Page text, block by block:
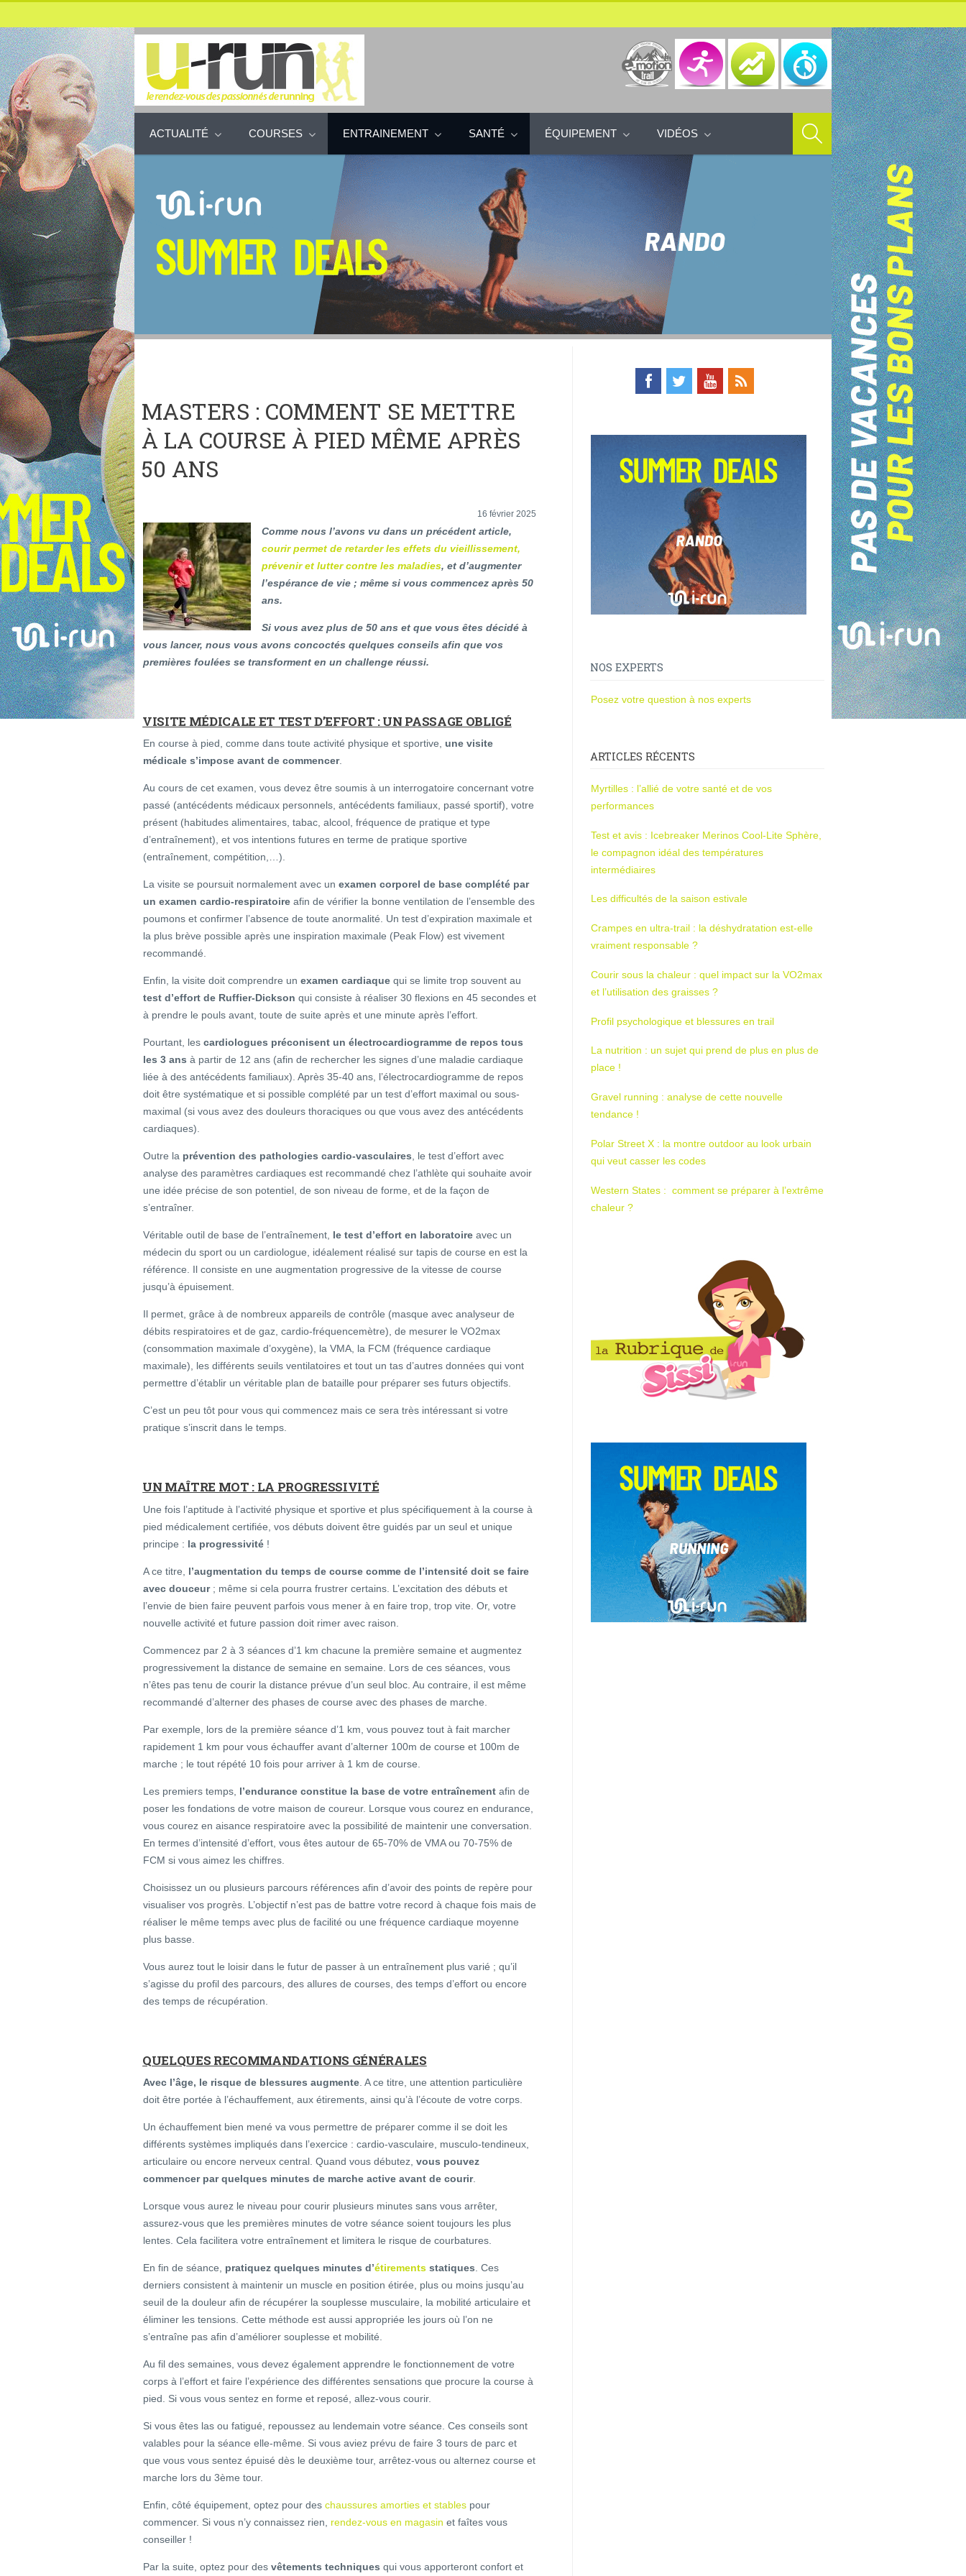
ACTUALITÉ COURSES ENTRAINEMENT SANTÉ ÉQUIPEMENT VIDÉOS
MASTERS : COMMENT SE METTRE
À LA COURSE À PIED MÊME APRÈS
50 ANS
16 février 2025
Comme nous l’avons vu dans un précédent article,
courir permet de retarder les effets du vieillissement,
prévenir et lutter contre les maladies, et d’augmenter
l’espérance de vie ; même si vous commencez après 50
ans.
Si vous avez plus de 50 ans et que vous êtes décidé à
vous lancer, nous vous avons concoctés quelques conseils afin que vos
premières foulées se transforment en un challenge réussi.
VISITE MÉDICALE ET TEST D’EFFORT : UN PASSAGE OBLIGÉ
En course à pied, comme dans toute activité physique et sportive, une visite
médicale s’impose avant de commencer.
Au cours de cet examen, vous devez être soumis à un interrogatoire concernant votre
passé (antécédents médicaux personnels, antécédents familiaux, passé sportif), votre
présent (habitudes alimentaires, tabac, alcool, fréquence de pratique et type
d’entraînement), et vos intentions futures en terme de pratique sportive
(entraînement, compétition,…).
La visite se poursuit normalement avec un examen corporel de base complété par
un examen cardio-respiratoire afin de vérifier la bonne ventilation de l’ensemble des
poumons et confirmer l’absence de toute anormalité. Un test d’expiration maximale et
la plus brève possible après une inspiration maximale (Peak Flow) est vivement
recommandé.
Enfin, la visite doit comprendre un examen cardiaque qui se limite trop souvent au
test d’effort de Ruffier-Dickson qui consiste à réaliser 30 flexions en 45 secondes et
à prendre le pouls avant, toute de suite après et une minute après l’effort.
Pourtant, les cardiologues préconisent un électrocardiogramme de repos tous
les 3 ans à partir de 12 ans (afin de rechercher les signes d’une maladie cardiaque
liée à des antécédents familiaux). Après 35-40 ans, l’électrocardiogramme de repos
doit être systématique et si possible complété par un test d’effort maximal ou sous-
maximal (si vous avez des douleurs thoraciques ou que vous avez des antécédents
cardiaques).
Outre la prévention des pathologies cardio-vasculaires , le test d’effort avec
analyse des paramètres cardiaques est recommandé chez l’athlète qui souhaite avoir
une idée précise de son potentiel, de son niveau de forme, et de la façon de
s’entraîner.
Véritable outil de base de l’entraînement, le test d’effort en laboratoire avec un
médecin du sport ou un cardiologue, idéalement réalisé sur tapis de course en est la
référence. Il consiste en une augmentation progressive de la vitesse de course
jusqu’à épuisement.
Il permet, grâce à de nombreux appareils de contrôle (masque avec analyseur de
débits respiratoires et de gaz, cardio-fréquencemètre), de mesurer le VO2max
(consommation maximale d’oxygène), la VMA, la FCM (fréquence cardiaque
maximale), les différents seuils ventilatoires et tout un tas d’autres données qui vont
permettre d’établir un véritable plan de bataille pour préparer ses futurs objectifs.
C’est un peu tôt pour vous qui commencez mais ce sera très intéressant si votre
pratique s’inscrit dans le temps.
UN MAÎTRE MOT : LA PROGRESSIVITÉ
Une fois l’aptitude à l’activité physique et sportive et plus spécifiquement à la course à
pied médicalement certifiée, vos débuts doivent être guidés par un seul et unique
principe : la progressivité !
A ce titre, l’augmentation du temps de course comme de l’intensité doit se faire
avec douceur; même si cela pourra frustrer certains. L’excitation des débuts et
l’envie de bien faire peuvent parfois vous mener à en faire trop, trop vite. Or, votre
nouvelle activité et future passion doit rimer avec raison.
Commencez par 2 à 3 séances d’1 km chacune la première semaine et augmentez
progressivement la distance de semaine en semaine. Lors de ces séances, vous
n’êtes pas tenu de courir la distance prévue d’un seul bloc. Au contraire, il est même
recommandé d’alterner des phases de course avec des phases de marche.
Par exemple, lors de la première séance d’1 km, vous pouvez tout à fait marcher
rapidement 1 km pour vous échauffer avant d’alterner 100m de course et 100m de
marche ; le tout répété 10 fois pour arriver à 1 km de course.
Les premiers temps, l’endurance constitue la base de votre entraînement afin de
poser les fondations de votre maison de coureur. Lorsque vous courez en endurance,
vous courez en aisance respiratoire avec la possibilité de maintenir une conversation.
En termes d’intensité d’effort, vous êtes autour de 65-70% de VMA ou 70-75% de
FCM si vous aimez les chiffres.
Choisissez un ou plusieurs parcours références afin d’avoir des points de repère pour
visualiser vos progrès. L’objectif n’est pas de battre votre record à chaque fois mais de
réaliser le même temps avec plus de facilité ou une fréquence cardiaque moyenne
plus basse.
Vous aurez tout le loisir dans le futur de passer à un entraînement plus varié ; qu’il
s’agisse du profil des parcours, des allures de courses, des temps d’effort ou encore
des temps de récupération.
QUELQUES RECOMMANDATIONS GÉNÉRALES
Avec l’âge, le risque de blessures augmente . A ce titre, une attention particulière
doit être portée à l’échauffement, aux étirements, ainsi qu’à l’écoute de votre corps.
Un échauffement bien mené va vous permettre de préparer comme il se doit les
différents systèmes impliqués dans l’exercice : cardio-vasculaire, musculo-tendineux,
articulaire ou encore nerveux central. Quand vous débutez, vous pouvez
commencer par quelques minutes de marche active avant de courir.
Lorsque vous aurez le niveau pour courir plusieurs minutes sans vous arrêter,
assurez-vous que les premières minutes de votre séance soient toujours les plus
lentes. Cela facilitera votre entraînement et limitera le risque de courbatures.
En fin de séance, pratiquez quelques minutes d’étirements statiques . Ces
derniers consistent à maintenir un muscle en position étirée, plus ou moins jusqu’au
seuil de la douleur afin de récupérer la souplesse musculaire, la mobilité articulaire et
éliminer les tensions. Cette méthode est aussi appropriée les jours où l’on ne
s’entraîne pas afin d’améliorer souplesse et mobilité.
Au fil des semaines, vous devez également apprendre le fonctionnement de votre
corps à l’effort et faire l’expérience des différentes sensations que procure la course à
pied. Si vous vous sentez en forme et reposé, allez-vous courir.
Si vous êtes las ou fatigué, repoussez au lendemain votre séance. Ces conseils sont
valables pour la séance elle-même. Si vous aviez prévu de faire 3 tours de parc et
que vous vous sentez épuisé dès le deuxième tour, arrêtez-vous ou alternez course et
marche lors du 3ème tour.
Enfin, côté équipement, optez pour des chaussures amorties et stables pour
commencer. Si vous n’y connaissez rien, rendez-vous en magasin et faîtes vous
conseiller !
Par la suite, optez pour des vêtements techniques qui vous apporteront confort et
NOS EXPERTS
Posez votre question à nos experts
ARTICLES RÉCENTS
Myrtilles : l’allié de votre santé et de vos
performances
Test et avis : Icebreaker Merinos Cool-Lite Sphère,
le compagnon idéal des températures
intermédiaires
Les difficultés de la saison estivale
Crampes en ultra-trail : la déshydratation est-elle
vraiment responsable ?
Courir sous la chaleur : quel impact sur la VO2max
et l’utilisation des graisses ?
Profil psychologique et blessures en trail
La nutrition : un sujet qui prend de plus en plus de
place !
Gravel running : analyse de cette nouvelle
tendance !
Polar Street X : la montre outdoor au look urbain
qui veut casser les codes
Western States : comment se préparer à l’extrême
chaleur ?